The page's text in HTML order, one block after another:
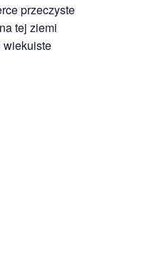
przeczyste
tej ziemi
wiekuiste